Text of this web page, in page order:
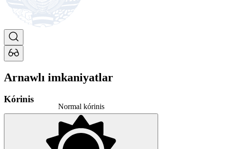
Arnawlı imkaniyatlar
Kórinis
Normal kórinis